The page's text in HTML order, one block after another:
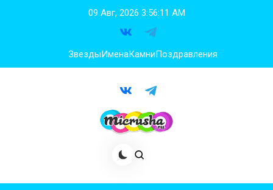
09 Авг, 2026 3:56:12 AM
ЗвездыИменаКамниПоздравления